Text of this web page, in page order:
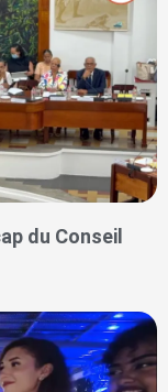
du Conseil